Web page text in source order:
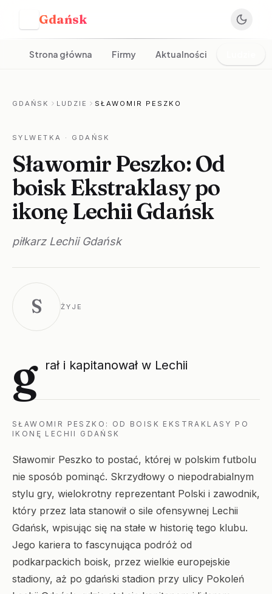
Gdańsk
Strona główna Firmy Aktualności
GDAŃSK LUDZIE SŁAWOMIR PESZKO
SYLWETKA · GDAŃSK
Sławomir Peszko: Od
boisk Ekstraklasy po
ikonę Lechii Gdańsk
piłkarz Lechii Gdańsk
S ŻYJE
g rał i kapitanował w Lechii
SŁAWOMIR PESZKO: OD BOISK EKSTRAKLASY PO
IKONĘ LECHII GDAŃSK
Sławomir Peszko to postać, której w polskim futbolu
nie sposób pominąć. Skrzydłowy o niepodrabialnym
stylu gry, wielokrotny reprezentant Polski i zawodnik,
który przez lata stanowił o sile ofensywnej Lechii
Gdańsk, wpisując się na stałe w historię tego klubu.
Jego kariera to fascynująca podróż od
podkarpackich boisk, przez wielkie europejskie
stadiony, aż po gdański stadion przy ulicy Pokoleń